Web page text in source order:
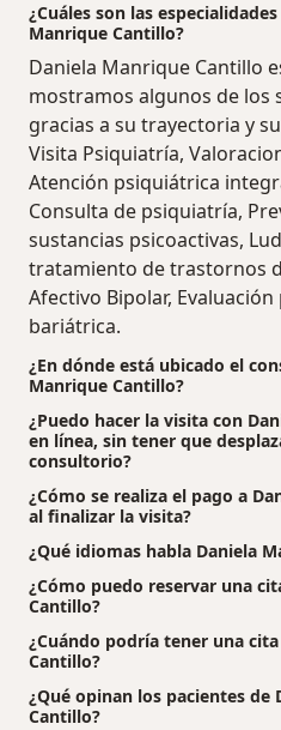
¿Cuáles son las
Manrique Cantillo?
Daniela Manrique Cantillo
mostramos algunos de los
gracias a su trayectoria y
Visita Psiquiatría,
Atención psiquiátrica
Consulta de psiquiatría,
sustancias psicoactivas,
tratamiento de trastornos
Afectivo Bipolar,
bariátrica.
¿En dónde está ubicado el
Manrique Cantillo?
¿Puedo hacer la visita con
en línea, sin tener que
consultorio?
¿Cómo se realiza el pago a
al finalizar la visita?
¿Qué idiomas habla Daniela
¿Cómo puedo reservar una
Cantillo?
¿Cuándo podría tener una
Cantillo?
¿Qué opinan los pacientes de
Cantillo?